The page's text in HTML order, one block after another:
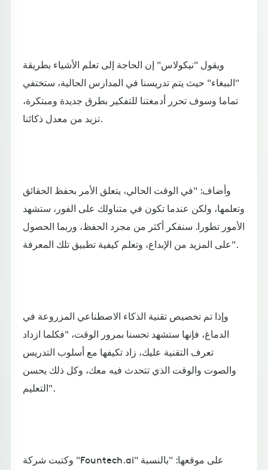
ويقول "نيكولاس" إن الحاجة إلى تعلم الأشياء بطريقة
"الببغاء" حيث يتم تدريسنا في المدارس الحالية، ستختفي
تماما وسوف تحرر أدمغتنا للتفكير بطرق جديدة ومبتكرة،
تزيد من معدل ذكائنا.
وأضاف: "في الوقت الحالي، يتعلق الأمر بحفظ الحقائق
وتعلمها، ولكن عندما تكون في متناولك على الفور، ستشهد
الأمور تطورا. سنفكر أكثر من مجرد الحفظ، وربما الحصول
على المزيد من الإبداع، وتعلم كيفية تطبيق تلك المعرفة".
وإذا تم تخصيص تقنية الذكاء الاصطناعي المزروعة في
الدماغ، فإنها ستشهد تحسنا بمرور الوقت، "فكلما ازداد
تعرف التقنية عليك، زاد تكيفها مع أسلوب التدريس
والصوت والوقت الذي تتحدث فيه معك، وكل ذلك يحسن
التعليم".
وكتبت شركة "Fountech.ai" على موقعها: "بالنسبة